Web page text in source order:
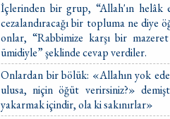
İçlerinden bir grup, “Allah'ın helâk
cezalandıracağı bir topluma ne diye
onlar, “Rabbimize karşı bir
ümidiyle” şeklinde cevap verdiler.
Onlardan bir bölük: «Allahın yok
ulusa, niçin öğüt verirsiniz?»
yakarmak içindir, ola ki sakınırlar»